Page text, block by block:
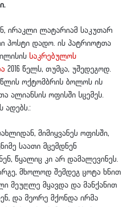
ირაკლი ლატარიამ საკუთარ
პოსტი დადო. ის პატრიოტთა
საკრებულოს
2016 წელს, თუმცა, უშედეგოდ.
წლის ოქტომბრის ბოლოს ის
ალიანსის ოფისში სცემეს.
ადებს.:
მიმიყვანეს ოფისში,
საათი მცემდნენ
წყალიც კი არ დამალევინეს.
მხოლოდ შემდეგ ცოტა ხნით
მეუღლე მყავდა და მანქანით
და მეორე მქონდა ირმა